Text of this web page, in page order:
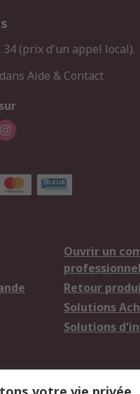
34 (prix d'un appel local).
Aide & Contact
Ouvrir un
professionnel
Retour
Solutions
Solutions